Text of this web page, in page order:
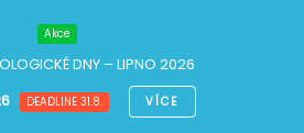
Akce
DNY – LIPNO 2026
DEADLINE 31.8. VÍCE